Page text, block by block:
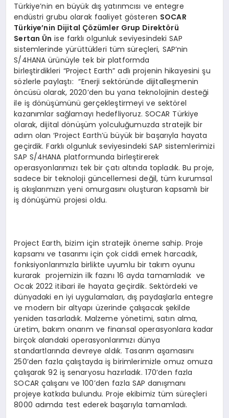
Türkiye’nin en büyük dış yatırımcısı ve entegre
endüstri grubu olarak faaliyet gösteren SOCAR
Türkiye’nin Dijital Çözümler Grup Direktörü
Sertan Ün ise farklı olgunluk seviyesindeki SAP
sistemlerinde yürüttükleri tüm süreçleri, SAP’nin
S/4HANA ürünüyle tek bir platformda
birleştirdikleri “Project Earth” adlı projenin hikayesini şu
sözlerle paylaştı: “Enerji sektöründe dijitalleşmenin
öncüsü olarak, 2020’den bu yana teknolojinin desteği
ile iş dönüşümünü gerçekleştirmeyi ve sektörel
kazanımlar sağlamayı hedefliyoruz. SOCAR Türkiye
olarak, dijital dönüşüm yolculuğumuzda stratejik bir
adım olan ‘Project Earth’ü büyük bir başarıyla hayata
geçirdik. Farklı olgunluk seviyesindeki SAP sistemlerimizi
SAP S/4HANA platformunda birleştirerek
operasyonlarımızı tek bir çatı altında topladık. Bu proje,
sadece bir teknoloji güncellemesi değil, tüm kurumsal
iş akışlarımızın yeni omurgasını oluşturan kapsamlı bir
iş dönüşümü projesi oldu.
Project Earth, bizim için stratejik öneme sahip. Proje
kapsamı ve tasarımı için çok ciddi emek harcadık,
fonksiyonlarımızla birlikte uyumlu bir takım oyunu
kurarak projemizin ilk fazını 16 ayda tamamladık ve
Ocak 2022 itibari ile hayata geçirdik. Sektördeki ve
dünyadaki en iyi uygulamaları, dış paydaşlarla entegre
ve modern bir altyapı üzerinde çalışacak şekilde
yeniden tasarladık. Malzeme yönetimi, satın alma,
üretim, bakım onarım ve finansal operasyonlara kadar
birçok alandaki operasyonlarımızı dünya
standartlarında devreye aldık. Tasarım aşamasını
250’den fazla çalıştayda iş birimlerimizle omuz omuza
çalışarak 92 iş senaryosu hazırladık. 170’den fazla
SOCAR çalışanı ve 100’den fazla SAP danışmanı
projeye katkıda bulundu. Proje ekibimiz tüm süreçleri
8000 adımda test ederek başarıyla tamamladı.